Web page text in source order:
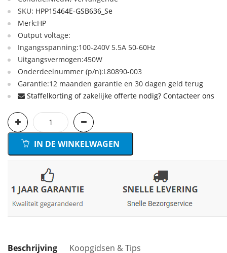
SKU: HPP15464E-GSB636_Se
Merk:HP
Output voltage:
Ingangsspanning:100-240V 5.5A 50-60Hz
Uitgangsvermogen:450W
Onderdeelnummer (p/n):L80890-003
Garantie:12 maanden garantie en 30 dagen geld terug
Staffelkorting of zakelijke offerte nodig? Contacteer ons
IN DE WINKELWAGEN
Beschrijving Koopgidsen & Tips